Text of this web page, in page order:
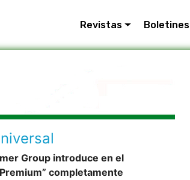
Revistas Boletines
Group introduce en el
completamente